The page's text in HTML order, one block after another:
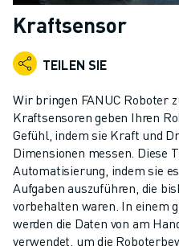
KOLLABORATIVE ROBOTER
ROBOTERPALETTE
ROBOTER-STEUERUNGEN
ROBOTER-ZUBEHÖR
ROBOTER-SOFTWARE
SIMULATIONSSOFTWARE
ROBOTIK-PRODUKTE FÜR DEN
ROBOTER-AUTOMATISIERUNG
KOMPAKTE CNC-
ROBODRILL-FILTER
ROBODRILL KOMPAKTE CNC-
ROBODRILL HARDWARE
Kraftsensor
TEILEN SIE
Wir bringen FANUC Roboter
Kraftsensoren geben Ihren
Gefühl, indem sie Kraft und
Dimensionen messen. Diese
Automatisierung, indem sie
Aufgaben auszuführen, die
vorbehalten waren. In einem
werden die Daten von am
verwendet, um die